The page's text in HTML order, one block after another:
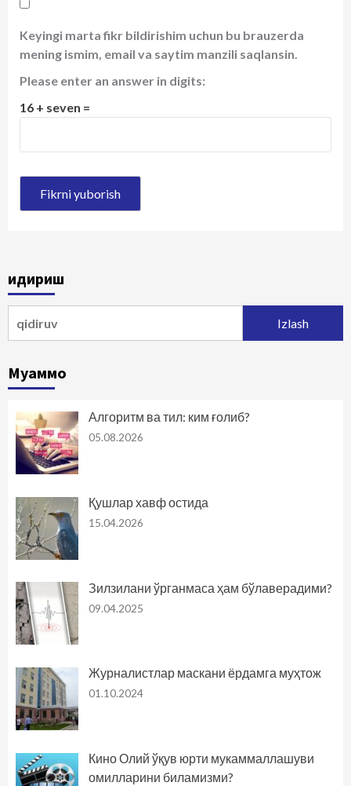
Keyingi marta fikr bildirishim uchun bu brauzerda
mening ismim, email va saytim manzili saqlansin.
Please enter an answer in digits:
16 + seven =
Қидириш
Муаммо
Алгоритм ва тил: ким ғолиб?
05.08.2026
Қушлар хавф остида
15.04.2026
Зилзилани ўрганмаса ҳам бўлаверадими?
09.04.2025
Журналистлар маскани ёрдамга муҳтож
01.10.2024
Кино Олий ўқув юрти мукаммаллашуви
омилларини биламизми?